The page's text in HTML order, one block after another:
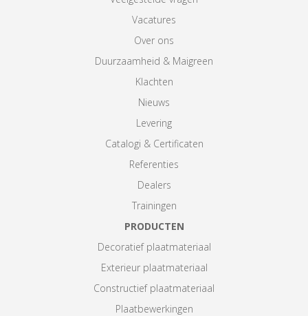
Vacatures
Over ons
Duurzaamheid & Maigreen
Klachten
Nieuws
Levering
Catalogi & Certificaten
Referenties
Dealers
Trainingen
PRODUCTEN
Decoratief plaatmateriaal
Exterieur plaatmateriaal
Constructief plaatmateriaal
Plaatbewerkingen